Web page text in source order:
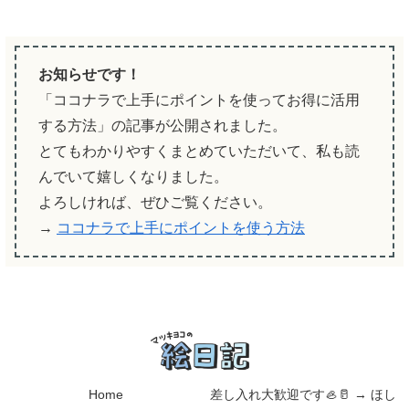
お知らせです！
「ココナラで上手にポイントを使ってお得に活用
する方法」の記事が公開されました。
とてもわかりやすくまとめていただいて、私も読
んでいて嬉しくなりました。
よろしければ、ぜひご覧ください。
→ ココナラで上手にポイントを使う方法
Home 差し入れ大歓迎です🦪🥛 → ほし